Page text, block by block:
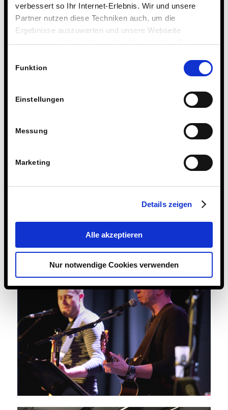
verbessert so Ihr Internet-Erlebnis. Wir und unsere
Partner nutzen diese Techniken auch, um die
Ergebnisse auszuwerten und unsere Webseite
anzupassen. Wir schätzen Ihre Privatsphäre. Daher
Technologien.
Funktion
Einstellungen
Messung
Marketing
Details zeigen
Alle akzeptieren
Nur notwendige Cookies verwenden